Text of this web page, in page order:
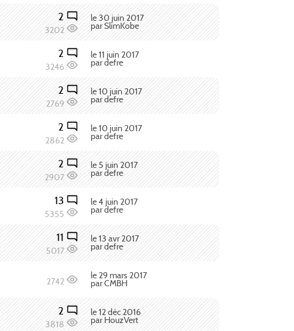
2
3202
le 30 juin 2017
par SlimKobe
2
3246
le 11 juin 2017
par defre
2
2769
le 10 juin 2017
par defre
2
2862
le 10 juin 2017
par defre
2
2907
le 5 juin 2017
par defre
13
5355
le 4 juin 2017
par defre
11
5017
le 13 avr 2017
par defre
2742
le 29 mars 2017
par CMBH
2
3818
le 12 déc 2016
par HouzVert